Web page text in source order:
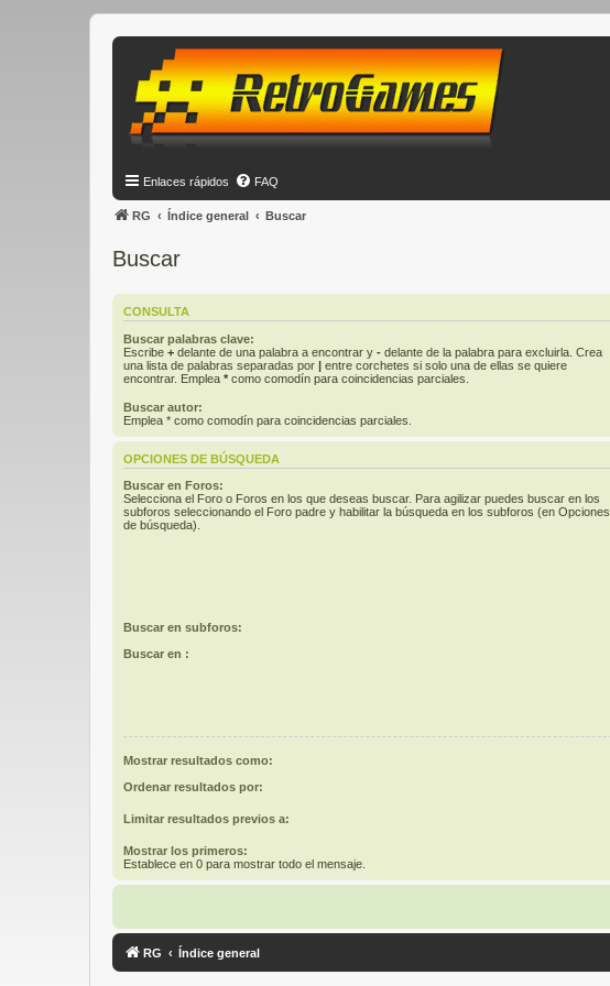
Enlaces rápidos FAQ
RG Índice general Buscar
Buscar
CONSULTA
Buscar palabras clave:
Escribe + delante de una palabra a encontrar y - delante de la palabra para excluirla. Crea
una lista de palabras separadas por | entre corchetes si solo una de ellas se quiere
encontrar. Emplea * como comodín para coincidencias parciales.
Buscar autor:
Emplea * como comodín para coincidencias parciales.
OPCIONES DE BÚSQUEDA
Buscar en Foros:
Selecciona el Foro o Foros en los que deseas buscar. Para agilizar puedes buscar en los
subforos seleccionando el Foro padre y habilitar la búsqueda en los subforos (en Opciones
de búsqueda).
Buscar en subforos:
Buscar en :
Mostrar resultados como:
Ordenar resultados por:
Limitar resultados previos a:
Mostrar los primeros:
Establece en 0 para mostrar todo el mensaje.
RG Índice general